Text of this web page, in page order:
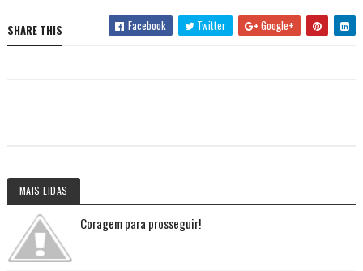
SHARE THIS Facebook Twitter Google+
MAIS LIDAS
Coragem para prosseguir!